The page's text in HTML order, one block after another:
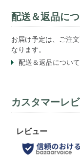
配送＆返品に
お届け予定は、ご注
なります。
配送＆返品につい
カスタマーレ